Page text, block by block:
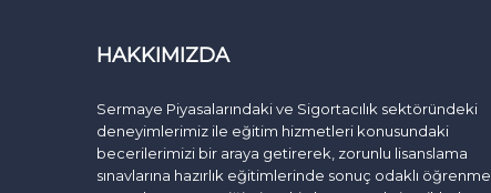
HAKKIMIZDA
Sermaye Piyasalarındaki ve Sigortacılık sektöründeki
deneyimlerimiz ile eğitim hizmetleri konusundaki
becerilerimizi bir araya getirerek, zorunlu lisanslama
sınavlarına hazırlık eğitimlerinde sonuç odaklı öğrenme